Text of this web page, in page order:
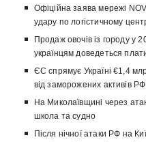
Офіційна заява мережі
удару по логістичному
Продаж овочів із городу у
українцям доведеться
ЄС спрямує Україні €1,4
від заморожених активів РФ
На Миколаївщині через
школа та судно
Після нічної атаки РФ на